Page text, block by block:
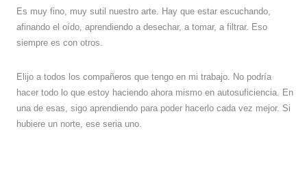
Es muy fino, muy sutil nuestro arte. Hay que estar escuchando,
afinando el oído, aprendiendo a desechar, a tomar, a filtrar. Eso
siempre es con otros.
Elijo a todos los compañeros que tengo en mi trabajo. No podría
hacer todo lo que estoy haciendo ahora mismo en autosuficiencia. En
una de esas, sigo aprendiendo para poder hacerlo cada vez mejor. Si
hubiere un norte, ese seria uno.